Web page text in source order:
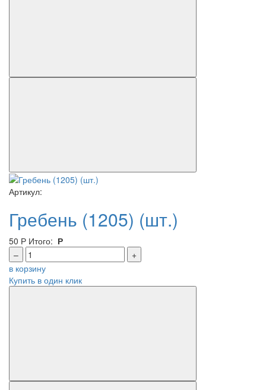
Артикул:
Гребень (1205) (шт.)
50 Р Итого: Р
–
+
в корзину
Купить в один клик